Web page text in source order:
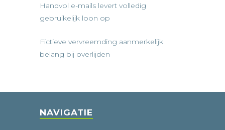
Handvol e-mails levert volledig
gebruikelijk loon op
Fictieve vervreemding aanmerkelijk
belang bij overlijden
NAVIGATIE